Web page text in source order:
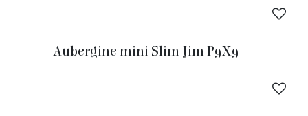
Aubergine mini Slim Jim P9X9